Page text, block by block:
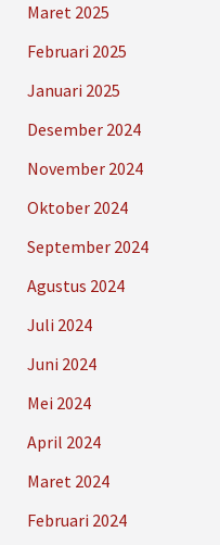
Maret 2025
Februari 2025
Januari 2025
Desember 2024
November 2024
Oktober 2024
September 2024
Agustus 2024
Juli 2024
Juni 2024
Mei 2024
April 2024
Maret 2024
Februari 2024